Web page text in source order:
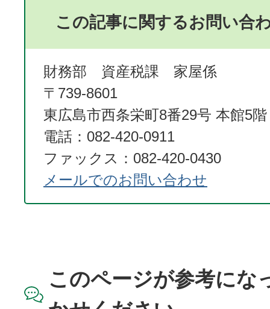
この記事に関するお問い合
財務部 資産税課 家屋係
〒739-8601
東広島市西条栄町8番29号 本館5階
電話：082-420-0911
ファックス：082-420-0430
メールでのお問い合わせ
このページが参考にな